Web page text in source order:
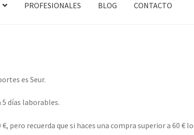
PROFESIONALES BLOG CONTACTO
es Seur.
5 días laborables.
pero recuerda que si haces una compra superior a 60 €